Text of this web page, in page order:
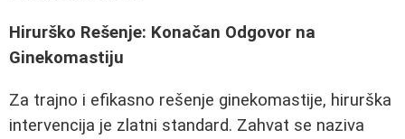
Hirurško Rešenje: Konačan Odgovor na
Ginekomastiju
Za trajno i efikasno rešenje ginekomastije, hirurška
intervencija je zlatni standard. Zahvat se naziva